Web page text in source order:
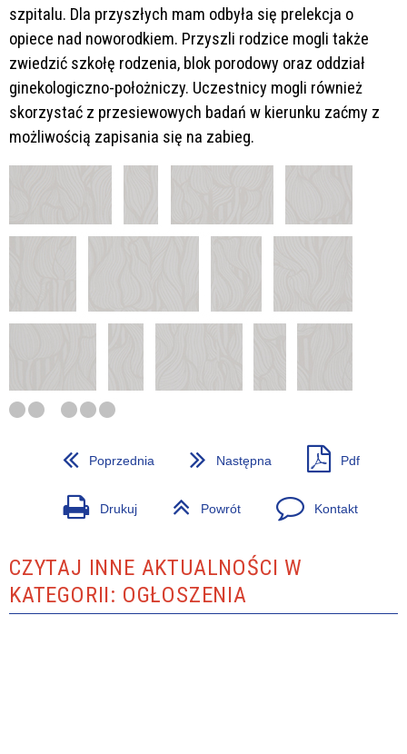
szpitalu. Dla przyszłych mam odbyła się prelekcja o
opiece nad noworodkiem. Przyszli rodzice mogli także
zwiedzić szkołę rodzenia, blok porodowy oraz oddział
ginekologiczno-położniczy. Uczestnicy mogli również
skorzystać z przesiewowych badań w kierunku zaćmy z
możliwością zapisania się na zabieg.
Poprzednia Następna Pdf
Drukuj Powrót Kontakt
CZYTAJ INNE AKTUALNOŚCI W
KATEGORII: OGŁOSZENIA